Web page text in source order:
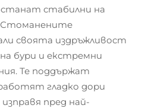
стабилни на
Стоманените
своята издръжливост
бури и екстремни
Те поддържат
гладко дори
пред най-